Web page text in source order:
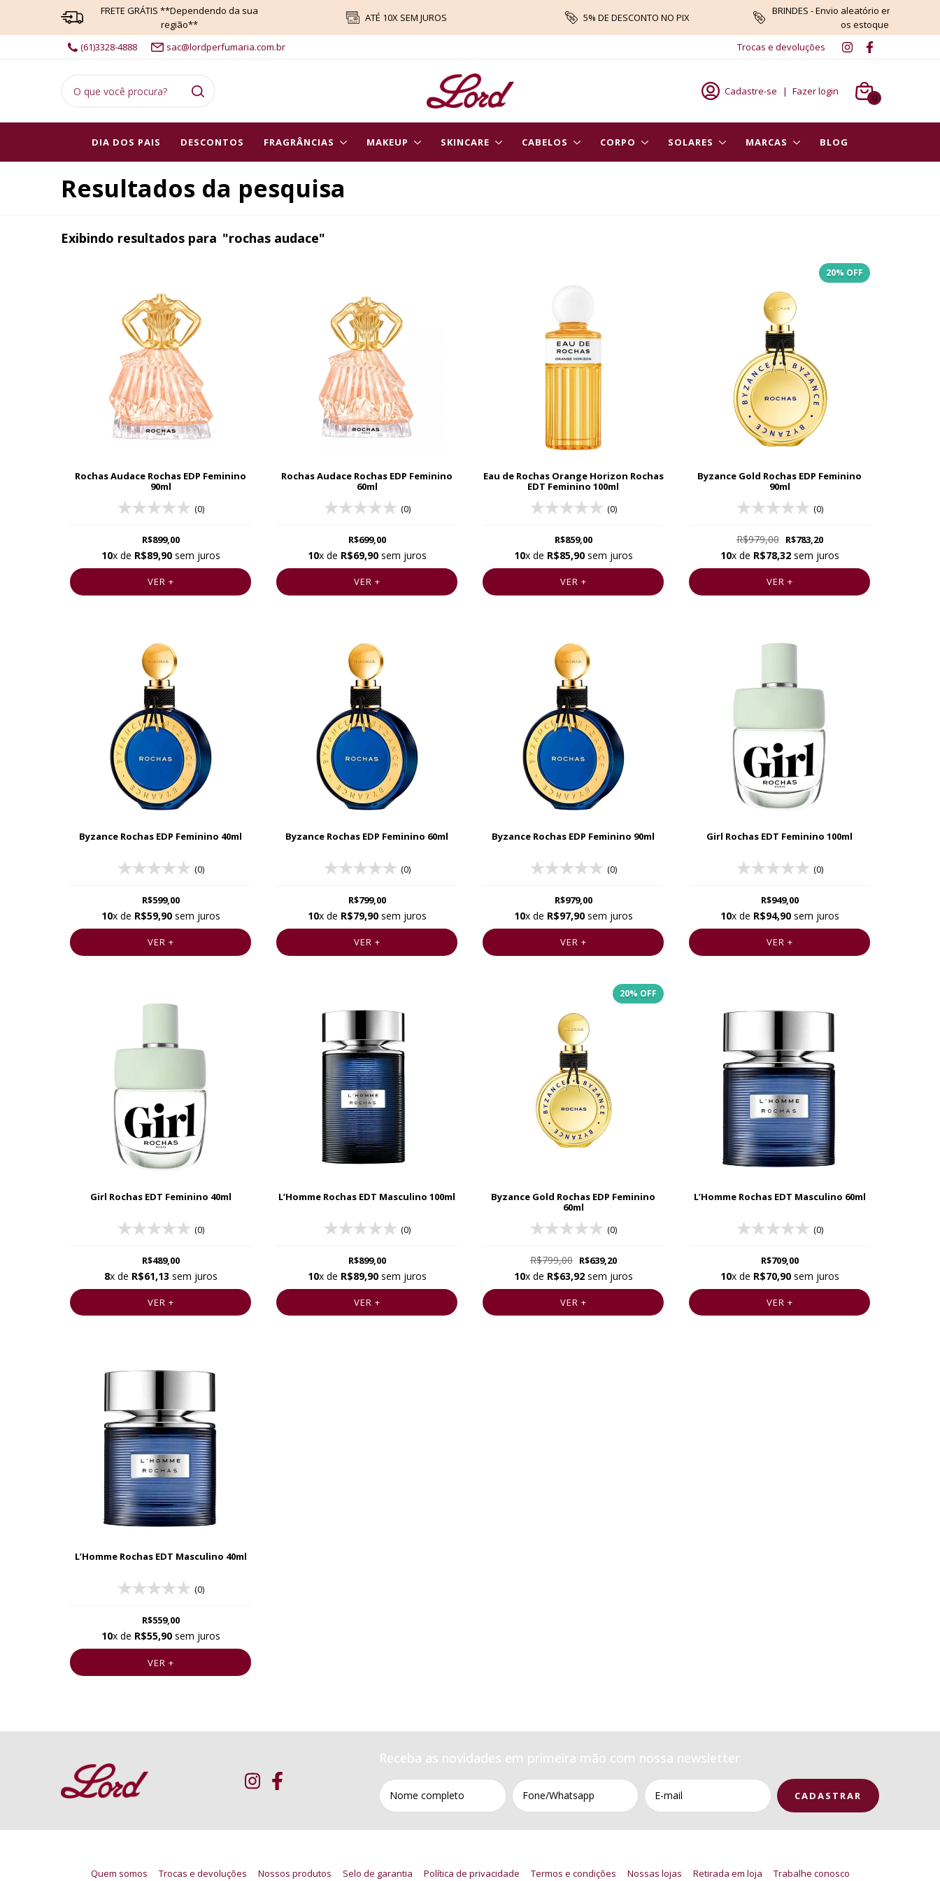
FRETE GRÁTIS **Dependendo da sua
região**
ATÉ 10X SEM JUROS 5% DE DESCONTO NO PIX
BRINDES - Envio aleatório enquanto
os estoques
(61)3328-4888
sac@lordperfumaria.com.br Trocas e devoluções
Cadastre-se | Fazer login
0
DIA DOS PAIS DESCONTOS FRAGRÂNCIAS MAKEUP SKINCARE CABELOS CORPO SOLARES MARCAS BLOG
Resultados da pesquisa
Exibindo resultados para "rochas audace"
Rochas Audace Rochas EDP Feminino
90ml
(0)
R$899,00
10x de R$89,90sem juros
VER +
Rochas Audace Rochas EDP Feminino
60ml
(0)
R$699,00
10x de R$69,90sem juros
VER +
Eau de Rochas Orange Horizon Rochas
EDT Feminino 100ml
(0)
R$859,00
10x de R$85,90sem juros
VER +
20% OFF
Byzance Gold Rochas EDP Feminino
90ml
(0)
R$979,00 R$783,20
10x de R$78,32sem juros
VER +
Byzance Rochas EDP Feminino 40ml
(0)
R$599,00
10x de R$59,90sem juros
VER +
Byzance Rochas EDP Feminino 60ml
(0)
R$799,00
10x de R$79,90sem juros
VER +
Byzance Rochas EDP Feminino 90ml
(0)
R$979,00
10x de R$97,90sem juros
VER +
Girl Rochas EDT Feminino 100ml
(0)
R$949,00
10x de R$94,90sem juros
VER +
Girl Rochas EDT Feminino 40ml
(0)
R$489,00
8x de R$61,13 sem juros
VER +
L’Homme Rochas EDT Masculino 100ml
(0)
R$899,00
10x de R$89,90sem juros
VER +
20% OFF
Byzance Gold Rochas EDP Feminino
60ml
(0)
R$799,00 R$639,20
10x de R$63,92sem juros
VER +
L’Homme Rochas EDT Masculino 60ml
(0)
R$709,00
10x de R$70,90sem juros
VER +
L’Homme Rochas EDT Masculino 40ml
(0)
R$559,00
10x de R$55,90sem juros
VER +
Receba as novidades em primeira mão com nossa newsletter
Quem somos Trocas e devoluções Nossos produtos Selo de garantia Política de privacidade Termos e condições Nossas lojas Retirada em loja Trabalhe conosco